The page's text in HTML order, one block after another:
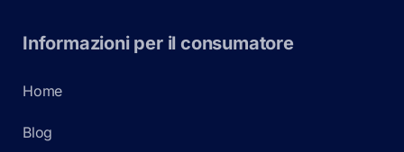
Informazioni per il consumatore
Home
Blog